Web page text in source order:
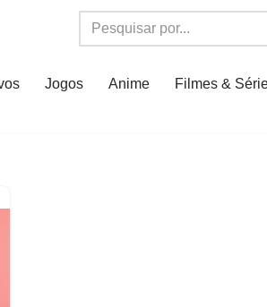
Jogos Anime Filmes &